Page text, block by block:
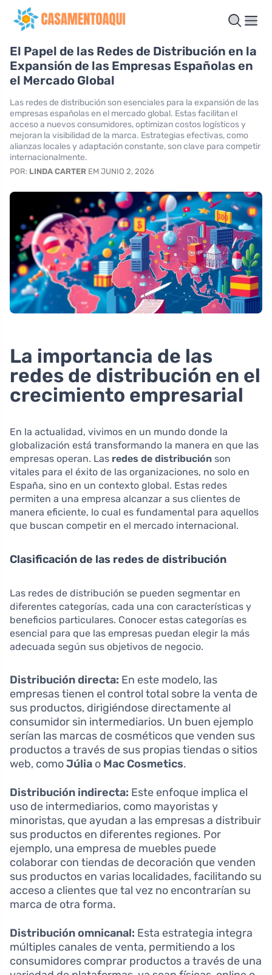
El Papel de las Redes de Distribución en la
Expansión de las Empresas Españolas en
el Mercado Global
Las redes de distribución son esenciales para la expansión de las
empresas españolas en el mercado global. Estas facilitan el
acceso a nuevos consumidores, optimizan costos logísticos y
mejoran la visibilidad de la marca. Estrategias efectivas, como
alianzas locales y adaptación constante, son clave para competir
internacionalmente.
POR: LINDA CARTER EM JUNIO 2, 2026
La importancia de las
redes de distribución en el
crecimiento empresarial
En la actualidad, vivimos en un mundo donde la
globalización está transformando la manera en que las
empresas operan. Las redes de distribución son
vitales para el éxito de las organizaciones, no solo en
España, sino en un contexto global. Estas redes
permiten a una empresa alcanzar a sus clientes de
manera eficiente, lo cual es fundamental para aquellos
que buscan competir en el mercado internacional.
Clasificación de las redes de distribución
Las redes de distribución se pueden segmentar en
diferentes categorías, cada una con características y
beneficios particulares. Conocer estas categorías es
esencial para que las empresas puedan elegir la más
adecuada según sus objetivos de negocio.
Distribución directa: En este modelo, las
empresas tienen el control total sobre la venta de
sus productos, dirigiéndose directamente al
consumidor sin intermediarios. Un buen ejemplo
serían las marcas de cosméticos que venden sus
productos a través de sus propias tiendas o sitios
web, comoJúlia o Mac Cosmetics.
Distribución indirecta: Este enfoque implica el
uso de intermediarios, como mayoristas y
minoristas, que ayudan a las empresas a distribuir
sus productos en diferentes regiones. Por
ejemplo, una empresa de muebles puede
colaborar con tiendas de decoración que venden
sus productos en varias localidades, facilitando su
acceso a clientes que tal vez no encontrarían su
marca de otra forma.
Distribución omnicanal: Esta estrategia integra
múltiples canales de venta, permitiendo a los
consumidores comprar productos a través de una